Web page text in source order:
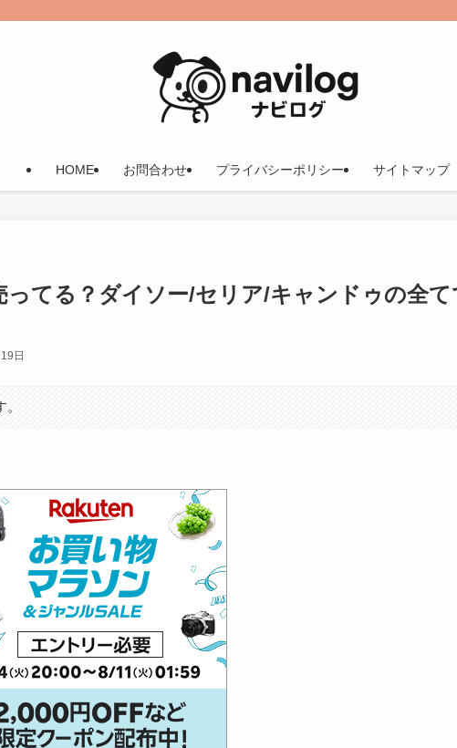
HOME お問合わせ プライバシーポリシー サイトマップ
ってる？ダイソー/セリア/キャンドゥの全て
日